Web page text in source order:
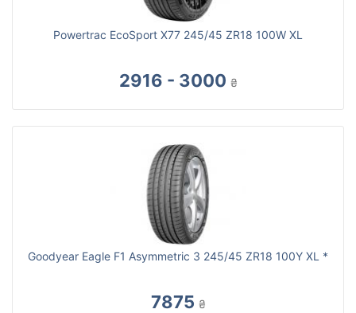
Powertrac EcoSport X77 245/45 ZR18 100W XL
2916 - 3000 ₴
Goodyear Eagle F1 Asymmetric 3 245/45 ZR18 100Y XL *
7875 ₴